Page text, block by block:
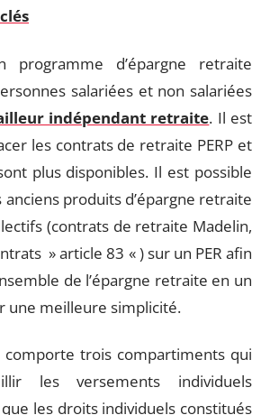
programme d’épargne retraite
salariées et non salariées
indépendant retraite. Il est
les contrats de retraite PERP et
plus disponibles. Il est possible
produits d’épargne retraite
(contrats de retraite Madelin,
» article 83 « ) sur un PER afin
de l’épargne retraite en un
une meilleure simplicité.
comporte trois compartiments qui
les versements individuels
les droits individuels constitués